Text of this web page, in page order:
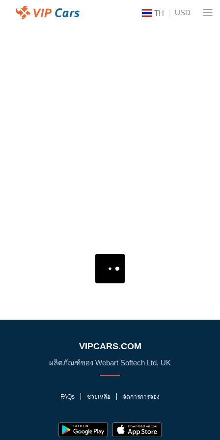
TH USD
VIPCARS.COM
ผลิตภัณฑ์ของ Webart Softech Ltd, UK
FAQs ช่วยเหลือ จัดการการจอง